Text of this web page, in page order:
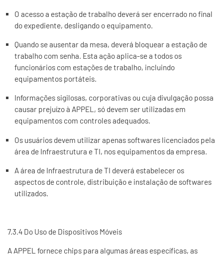
O acesso a estação de trabalho deverá ser encerrado no final
do expediente, desligando o equipamento.
Quando se ausentar da mesa, deverá bloquear a estação de
trabalho com senha. Esta ação aplica-se a todos os
funcionários com estações de trabalho, incluindo
equipamentos portáteis.
Informações sigilosas, corporativas ou cuja divulgação possa
causar prejuízo à APPEL, só devem ser utilizadas em
equipamentos com controles adequados.
Os usuários devem utilizar apenas softwares licenciados pela
área de Infraestrutura e TI, nos equipamentos da empresa.
A área de Infraestrutura de TI deverá estabelecer os
aspectos de controle, distribuição e instalação de softwares
utilizados.
7.3.4 Do Uso de Dispositivos Móveis
A APPEL fornece chips para algumas áreas específicas, as